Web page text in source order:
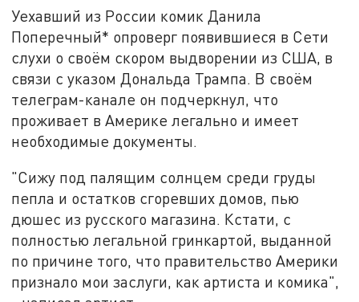
Уехавший из России комик Данила
Поперечный* опроверг появившиеся в Сети
слухи о своём скором выдворении из США, в
связи с указом Дональда Трампа. В своём
телеграм-канале он подчеркнул, что
проживает в Америке легально и имеет
необходимые документы.
"Сижу под палящим солнцем среди груды
пепла и остатков сгоревших домов, пью
дюшес из русского магазина. Кстати, с
полностью легальной гринкартой, выданной
по причине того, что правительство Америки
признало мои заслуги, как артиста и комика",